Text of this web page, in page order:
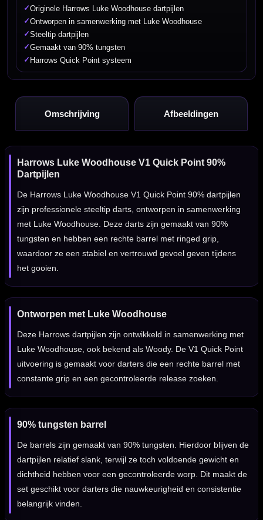
✓Originele Harrows Luke Woodhouse dartpijlen
✓Ontworpen in samenwerking met Luke Woodhouse
✓Steeltip dartpijlen
✓Gemaakt van 90% tungsten
✓ Harrows Quick Point systeem
Omschrijving Afbeeldingen
Harrows Luke Woodhouse V1 Quick Point 90%
Dartpijlen
De Harrows Luke Woodhouse V1 Quick Point 90% dartpijlen
zijn professionele steeltip darts, ontworpen in samenwerking
met Luke Woodhouse. Deze darts zijn gemaakt van 90%
tungsten en hebben een rechte barrel met ringed grip,
waardoor ze een stabiel en vertrouwd gevoel geven tijdens
het gooien.
Ontworpen met Luke Woodhouse
Deze Harrows dartpijlen zijn ontwikkeld in samenwerking met
Luke Woodhouse, ook bekend als Woody. De V1 Quick Point
uitvoering is gemaakt voor darters die een rechte barrel met
constante grip en een gecontroleerde release zoeken.
90% tungsten barrel
De barrels zijn gemaakt van 90% tungsten. Hierdoor blijven de
dartpijlen relatief slank, terwijl ze toch voldoende gewicht en
dichtheid hebben voor een gecontroleerde worp. Dit maakt de
set geschikt voor darters die nauwkeurigheid en consistentie
belangrijk vinden.